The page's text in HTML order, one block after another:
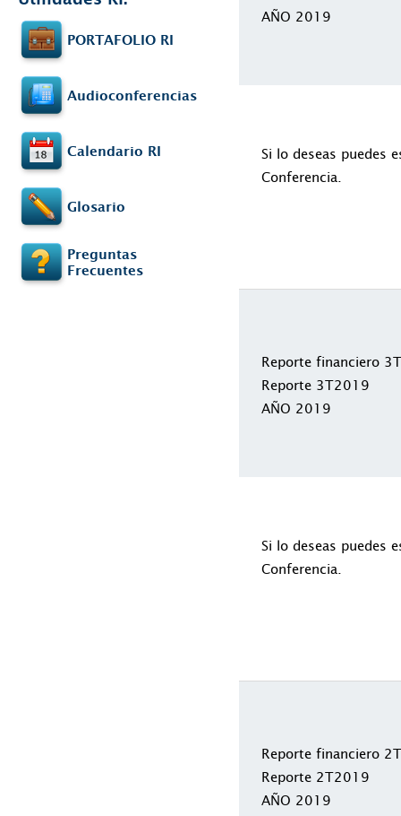
PORTAFOLIO RI
Audioconferencias
Calendario RI
Glosario
Preguntas
Frecuentes
AÑO 2019
Si lo deseas puedes
Conferencia.
Reporte financiero
Reporte 3T2019
AÑO 2019
Si lo deseas puedes
Conferencia.
Reporte financiero
Reporte 2T2019
AÑO 2019